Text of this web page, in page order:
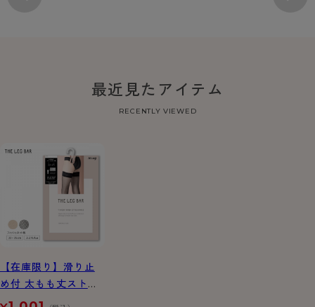
最近見たアイテム
RECENTLY VIEWED
【在庫限り】滑り止
め付 太もも丈ストッ
キング フィッシュネ